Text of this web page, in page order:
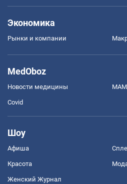
Экономика
Рынки и компании
MedOboz
Новости медицины
Covid
Шоу
Афиша
Красота
Женский Журнал